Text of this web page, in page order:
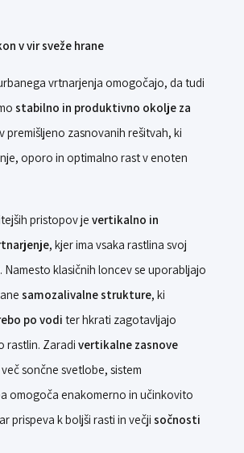
v vir sveže hrane
vrtnarjenja omogočajo, da tudi
stabilno in produktivno okolje za
premišljeno zasnovanih rešitvah, ki
oporo in optimalno rast v enoten
pristopov je vertikalno in
, kjer ima vsaka rastlina svoj
Namesto klasičnih loncev se uporabljajo
samozalivalne strukture, ki
po vodi ter hkrati zagotavljajo
rastlin. Zaradi vertikalne zasnove
sončne svetlobe, sistem
omogoča enakomerno in učinkovito
prispeva k boljši rasti in večji sočnosti